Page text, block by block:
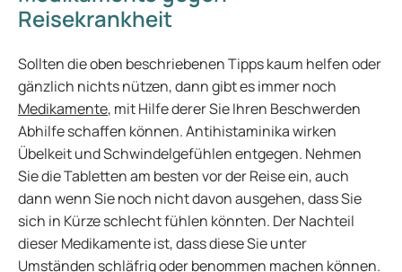
Reisekrankheit
Sollten die oben beschriebenen Tipps kaum helfen oder
gänzlich nichts nützen, dann gibt es immer noch
Medikamente, mit Hilfe derer Sie Ihren Beschwerden
Abhilfe schaffen können. Antihistaminika wirken
Übelkeit und Schwindelgefühlen entgegen. Nehmen
Sie die Tabletten am besten vor der Reise ein, auch
dann wenn Sie noch nicht davon ausgehen, dass Sie
sich in Kürze schlecht fühlen könnten. Der Nachteil
dieser Medikamente ist, dass diese Sie unter
Umständen schläfrig oder benommen machen können.